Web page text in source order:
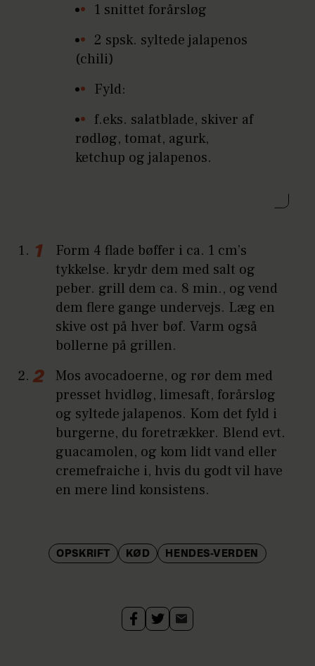
1 snittet forårsløg
2 spsk. syltede jalapenos
(chili)
Fyld:
f.eks. salatblade, skiver af
rødløg, tomat, agurk,
ketchup og jalapenos.
Form 4 flade bøffer i ca. 1 cm’s
tykkelse. krydr dem med salt og
peber. grill dem ca. 8 min., og vend
dem flere gange undervejs. Læg en
skive ost på hver bøf. Varm også
bollerne på grillen.
Mos avocadoerne, og rør dem med
presset hvidløg, limesaft, forårsløg
og syltede jalapenos. Kom det fyld i
burgerne, du foretrækker. Blend evt.
guacamolen, og kom lidt vand eller
cremefraiche i, hvis du godt vil have
en mere lind konsistens.
OPSKRIFT KØD HENDES-VERDEN